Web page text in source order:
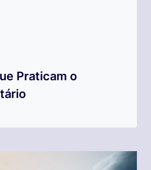
Praticam o